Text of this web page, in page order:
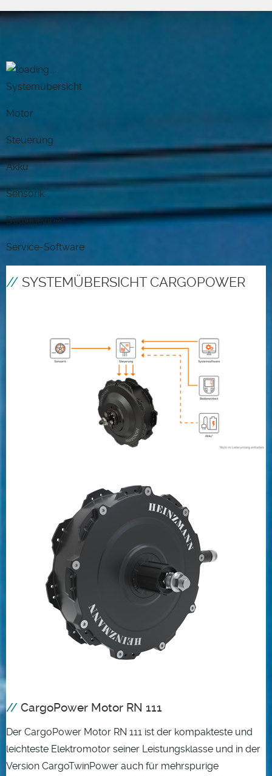
Systemübersicht
Motor
Steuerung
Akku
Sensorik
Bedieneinheit
Service-Software
SYSTEMÜBERSICHT CARGOPOWER
CargoPower Motor RN 111
Der CargoPower Motor RN 111 ist der kompakteste und
leichteste Elektromotor seiner Leistungsklasse und in der
Version CargoTwinPower auch für mehrspurige